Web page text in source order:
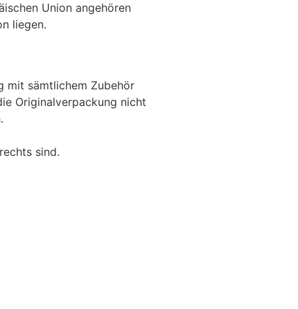
Union angehören
liegen.
mit sämtlichem Zubehör
Originalverpackung nicht
sind.